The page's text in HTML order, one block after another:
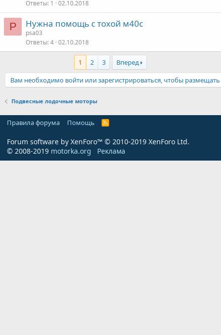
Ответы 1 02.10.2018
P Нужна помощь с тохой м40с
psa03
Ответы 4 02.10.2018
1 2 3
Вперед
Вам необходимо войти или зарегистрироваться, чтобы
Подвесные лодочные моторы
Правила форума Помощь
R
Forum software by XenForo™ © 2010-2019 XenForo Ltd.
© 2008-2019 motorka.org Реклама